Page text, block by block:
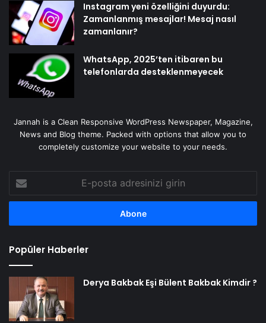
Instagram yeni özelliğini duyurdu:
Zamanlanmış mesajlar! Mesaj nasıl
zamanlanır?
WhatsApp, 2025’ten itibaren bu
telefonlarda desteklenmeyecek
Jannah is a Clean Responsive WordPress Newspaper, Magazine,
News and Blog theme. Packed with options that allow you to
completely customize your website to your needs.
posta
adresinizi
Popüler Haberler
Derya Bakbak Eşi Bülent Bakbak Kimdir ?